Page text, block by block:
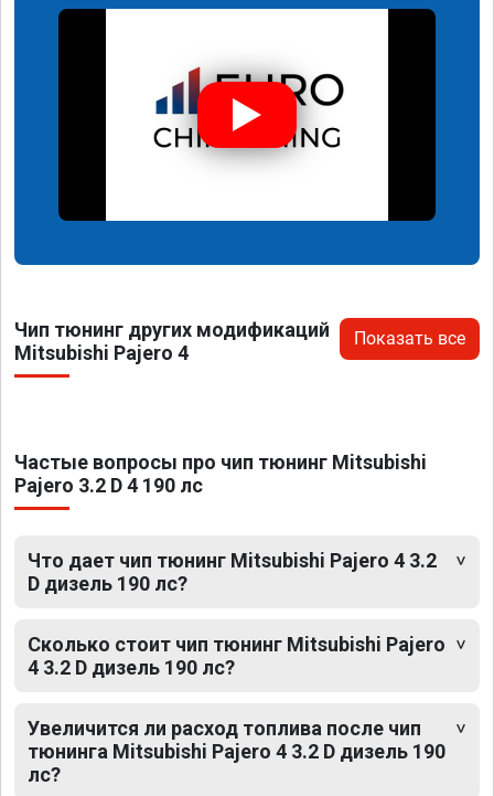
Чип тюнинг других модификаций
Mitsubishi Pajero 4
Показать все
Частые вопросы про чип тюнинг Mitsubishi
Pajero 3.2 D 4 190 лс
Что дает чип тюнинг Mitsubishi Pajero 4 3.2
D дизель 190 лс?
Сколько стоит чип тюнинг Mitsubishi Pajero
4 3.2 D дизель 190 лс?
Увеличится ли расход топлива после чип
тюнинга Mitsubishi Pajero 4 3.2 D дизель 190
лс?